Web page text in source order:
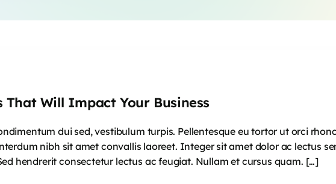
Will Impact Your Business
dui sed, vestibulum turpis. Pellentesque eu tortor ut orci
nibh sit amet convallis laoreet. Integer sit amet dolor ac lectus
hendrerit consectetur lectus ac feugiat. Nullam et cursus quam. […]